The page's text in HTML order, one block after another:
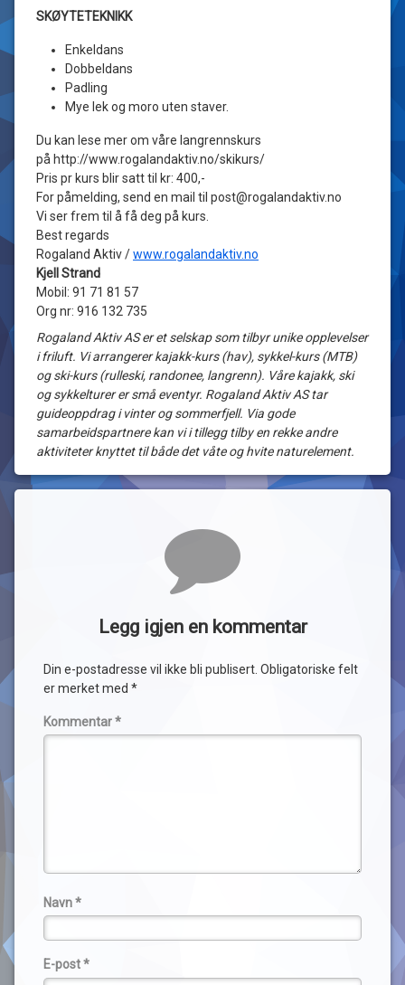
SKØYTETEKNIKK
Enkeldans
Dobbeldans
Padling
Mye lek og moro uten staver.
Du kan lese mer om våre langrennskurs
på http://www.rogalandaktiv.no/skikurs/
Pris pr kurs blir satt til kr: 400,-
For påmelding, send en mail til post@rogalandaktiv.no
Vi ser frem til å få deg på kurs.
Best regards
Rogaland Aktiv /www.rogalandaktiv.no
Kjell Strand
Mobil: 91 71 81 57
Org nr: 916 132 735
Rogaland Aktiv AS er et selskap som tilbyr unike opplevelser
i friluft. Vi arrangerer kajakk-kurs (hav), sykkel-kurs (MTB)
og ski-kurs (rulleski, randonee, langrenn). Våre kajakk, ski
og sykkelturer er små eventyr. Rogaland Aktiv AS tar
guideoppdrag i vinter og sommerfjell. Via gode
samarbeidspartnere kan vi i tillegg tilby en rekke andre
aktiviteter knyttet til både det våte og hvite naturelement.
Legg igjen en kommentar
Din e-postadresse vil ikke bli publisert. Obligatoriske felt
er merket med *
Kommentar*
Navn*
E-post*